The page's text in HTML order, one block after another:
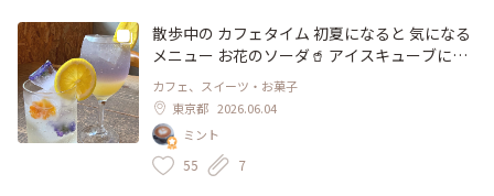
陽花 #風景 #花さんぽ #ガーデンディスプレイ
# アジサイフェスティバル #横浜イングリッシ
ュガーデン #横浜 #神奈川 #イベント
散歩中の カフェタイム 初夏になると 気になる
メニュー お花のソーダ🥤 アイスキューブに
は、ビオラが♡ 見た目も可愛らしくて涼やか
エルダーフラワーシロップの優しい甘みが 体
に沁みます。 もう一品は、ラベンダーとレモ
ンのソーダ🥤 ラベンダーとレモンの爽やかさ
に リンゴジュースの甘さが加わり、リッチな
カフェ、スイーツ・お菓子
東京都 2026.06.04
ミント
55 7